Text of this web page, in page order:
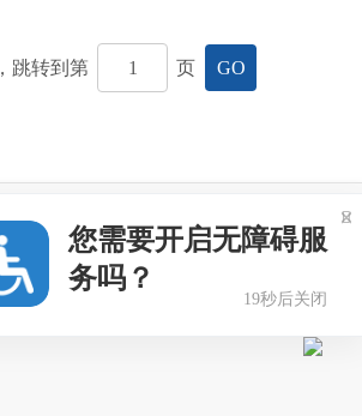
跳转到第 页 GO
您需要开启无障碍服
务吗？
19秒后关闭
